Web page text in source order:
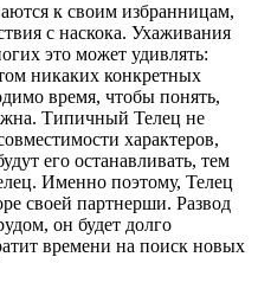
к своим избранницам,
с наскока. Ухаживания
это может удивлять:
никаких конкретных
время, чтобы понять,
Типичный Телец не
характеров,
его останавливать, тем
Именно поэтому, Телец
своей партнерши. Развод
он будет долго
времени на поиск новых